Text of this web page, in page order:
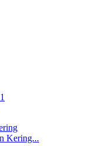
Kering...